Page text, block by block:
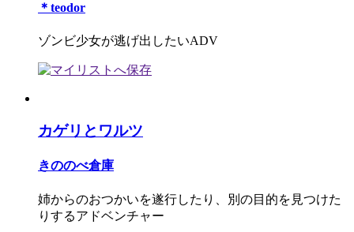
＊teodor
ゾンビ少女が逃げ出したいADV
カゲリとワルツ
きののべ倉庫
姉からのおつかいを遂行したり、別の目的を見つけた
りするアドベンチャー